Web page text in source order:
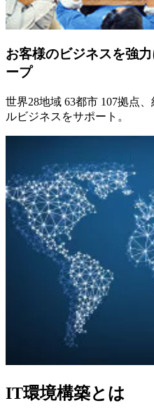
お客様のビジネスを強
ープ
世界28地域 63都市 107拠点
ルビジネスをサポート。
IT環境構築とは